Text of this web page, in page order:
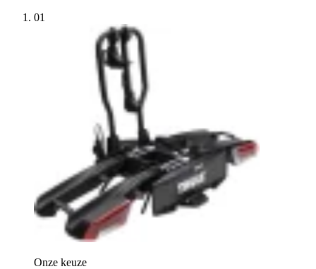
01
Onze keuze